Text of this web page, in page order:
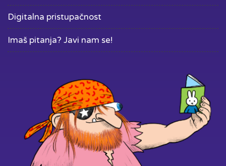
Digitalna pristupačnost
Imaš pitanja? Javi nam se!